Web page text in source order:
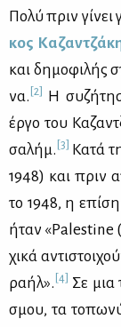
Πο­λύ πριν
κος
και δη­μο­φι­λής
να. [2]
Η
έρ­γο του
σα­λήμ. [3] Κα­τά
1948) και πριν
το 1948, η
ήταν «Palestine
χι­κά
ρα­ήλ». [4] Σε μια
σμου, τα